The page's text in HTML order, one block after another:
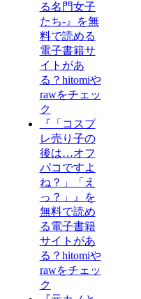
る名門女子
たち-』を無
料で読める
電子書籍サ
イトがあ
る？hitomiや
rawをチェッ
ク
『「コスプ
レ売り子の
後は…オフ
パコですよ
ね？」「え
っ？」』を
無料で読め
る電子書籍
サイトがあ
る？hitomiや
rawをチェッ
ク